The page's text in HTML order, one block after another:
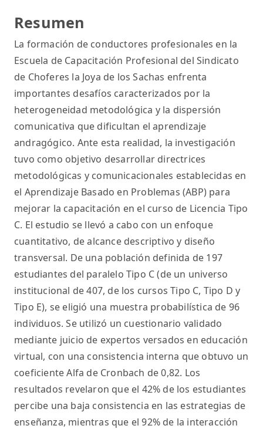
Resumen
La formación de conductores profesionales en la
Escuela de Capacitación Profesional del Sindicato
de Choferes la Joya de los Sachas enfrenta
importantes desafíos caracterizados por la
heterogeneidad metodológica y la dispersión
comunicativa que dificultan el aprendizaje
andragógico. Ante esta realidad, la investigación
tuvo como objetivo desarrollar directrices
metodológicas y comunicacionales establecidas en
el Aprendizaje Basado en Problemas (ABP) para
mejorar la capacitación en el curso de Licencia Tipo
C. El estudio se llevó a cabo con un enfoque
cuantitativo, de alcance descriptivo y diseño
transversal. De una población definida de 197
estudiantes del paralelo Tipo C (de un universo
institucional de 407, de los cursos Tipo C, Tipo D y
Tipo E), se eligió una muestra probabilística de 96
individuos. Se utilizó un cuestionario validado
mediante juicio de expertos versados en educación
virtual, con una consistencia interna que obtuvo un
coeficiente Alfa de Cronbach de 0,82. Los
resultados revelaron que el 42% de los estudiantes
percibe una baja consistencia en las estrategias de
enseñanza, mientras que el 92% de la interacción